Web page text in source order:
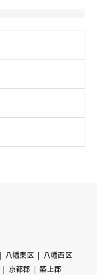
八幡東区
八幡西区
京都郡
築上郡